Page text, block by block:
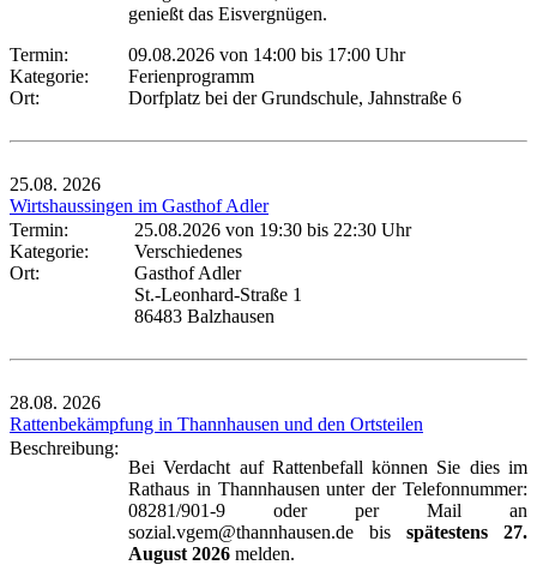
genießt das Eisvergnügen.
Termin:
09.08.2026 von 14:00 bis 17:00 Uhr
Kategorie:
Ferienprogramm
Ort:
Dorfplatz bei der Grundschule, Jahnstraße 6
25.08. 2026
Wirtshaussingen im Gasthof Adler
Termin:
25.08.2026 von 19:30 bis 22:30 Uhr
Kategorie:
Verschiedenes
Ort:
Gasthof Adler
St.-Leonhard-Straße 1
86483 Balzhausen
28.08. 2026
Rattenbekämpfung in Thannhausen und den Ortsteilen
Beschreibung:
Bei Verdacht auf Rattenbefall können Sie dies im
Rathaus in Thannhausen unter der Telefonnummer:
08281/901-9 oder per Mail an
sozial.vgem@thannhausen.de bis spätestens 27.
August 2026 melden.